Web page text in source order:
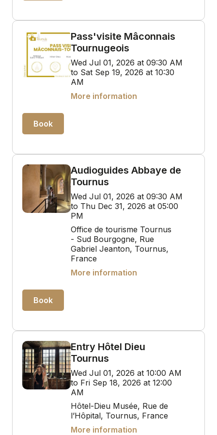
Pass'visite Mâconnais
Tournugeois
Wed Jul 01, 2026 at 09:30 AM
to Sat Sep 19, 2026 at 10:30
AM
More information
Book
Audioguides Abbaye de
Tournus
Wed Jul 01, 2026 at 09:30 AM
to Thu Dec 31, 2026 at 05:00
PM
Office de tourisme Tournus
- Sud Bourgogne, Rue
Gabriel Jeanton, Tournus,
France
More information
Book
Entry Hôtel Dieu
Tournus
Wed Jul 01, 2026 at 10:00 AM
to Fri Sep 18, 2026 at 12:00
AM
Hôtel-Dieu Musée, Rue de
l’Hôpital, Tournus, France
More information